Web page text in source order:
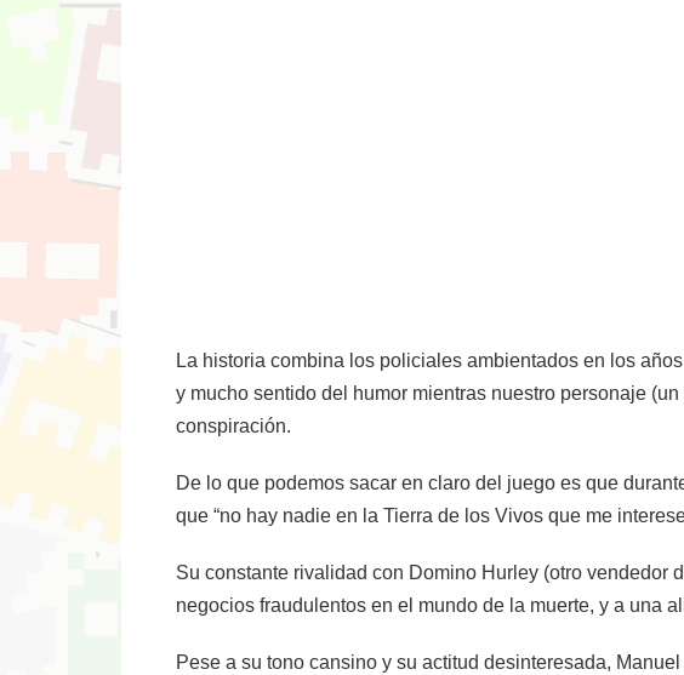
La historia combina los policiales ambientados en los
y mucho sentido del humor mientras nuestro personaje
conspiración.
De lo que podemos sacar en claro del juego es que
que “no hay nadie en la Tierra de los Vivos que me
Su constante rivalidad con Domino Hurley (otro vendedor
negocios fraudulentos en el mundo de la muerte, y a una
Pese a su tono cansino y su actitud desinteresada,